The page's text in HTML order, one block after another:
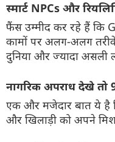
स्मार्ट NPCs और
फैंस उम्मीद कर रहे हैं कि
कामों पर अलग-अलग
दुनिया और ज्यादा असली
नागरिक अपराध देखे तो
एक और मजेदार बात ये है
और खिलाड़ी को अपने